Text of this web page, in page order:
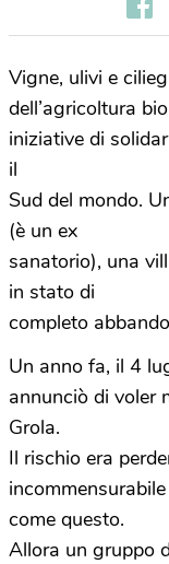
Vigne, ulivi e
dell’agricoltura
iniziative di
il
Sud del mondo.
(è un ex
sanatorio), una
in stato di
completo
Un anno fa, il 4
annunciò di voler
Grola.
Il rischio era
incommensurabile
come questo.
Allora un gruppo